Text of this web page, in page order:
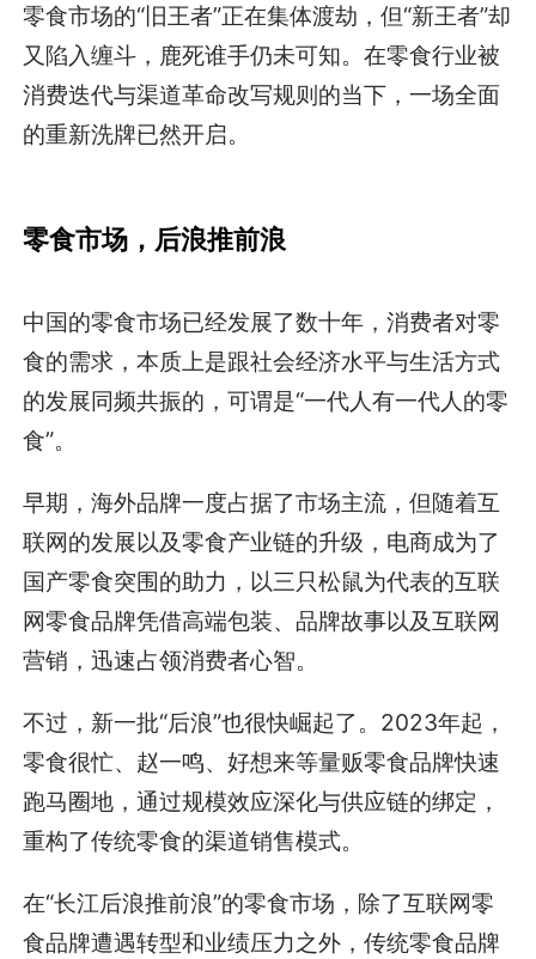
零食市场的“旧王者”正在集体渡劫，但“新王者”却
又陷入缠斗，鹿死谁手仍未可知。在零食行业被
消费迭代与渠道革命改写规则的当下，一场全面
的重新洗牌已然开启。
零食市场，后浪推前浪
中国的零食市场已经发展了数十年，消费者对零
食的需求，本质上是跟社会经济水平与生活方式
的发展同频共振的，可谓是“一代人有一代人的零
食”。
早期，海外品牌一度占据了市场主流，但随着互
联网的发展以及零食产业链的升级，电商成为了
国产零食突围的助力，以三只松鼠为代表的互联
网零食品牌凭借高端包装、品牌故事以及互联网
营销，迅速占领消费者心智。
不过，新一批“后浪”也很快崛起了。2023年起，
零食很忙、赵一鸣、好想来等量贩零食品牌快速
跑马圈地，通过规模效应深化与供应链的绑定，
重构了传统零食的渠道销售模式。
在“长江后浪推前浪”的零食市场，除了互联网零
食品牌遭遇转型和业绩压力之外，传统零食品牌